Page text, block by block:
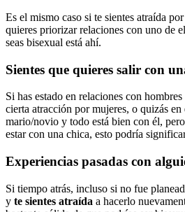
Es el mismo caso si te sientes atraída
quieres priorizar relaciones con uno de
seas bisexual está ahí.
Sientes que quieres salir con
Si has estado en relaciones con
cierta atracción por mujeres, o quizás en
mario/novio y todo está bien con él,
estar con una chica, esto podría
Experiencias pasadas con
Si tiempo atrás, incluso si no fue
y te sientes atraída a hacerlo